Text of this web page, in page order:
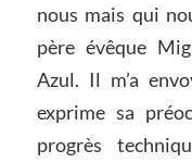
nous mais qui
père évêque
Azul. Il m’a
exprime sa
progrès